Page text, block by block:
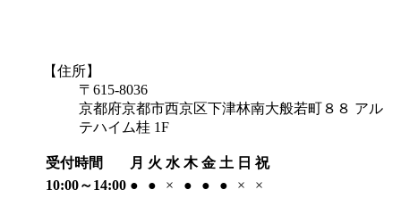
【住所】
〒615-8036
京都府京都市西京区下津林南大般若町８８ アル
テハイム桂 1F
受付時間 月 火 水 木 金 土 日 祝
10:00～14:00 ● ● × ● ● ● ×
×